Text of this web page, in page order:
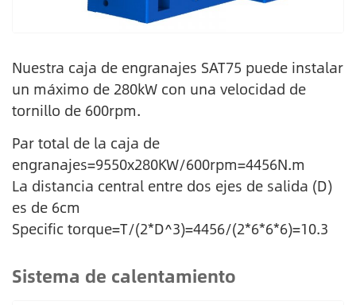
Nuestra caja de engranajes SAT75 puede instalar
un máximo de 280kW con una velocidad de
tornillo de 600rpm.
Par total de la caja de
engranajes=9550x280KW/600rpm=4456N.m
La distancia central entre dos ejes de salida (D)
es de 6cm
Specific torque=T/(2*D^3)=4456/(2*6*6*6)=10.3
Sistema de calentamiento